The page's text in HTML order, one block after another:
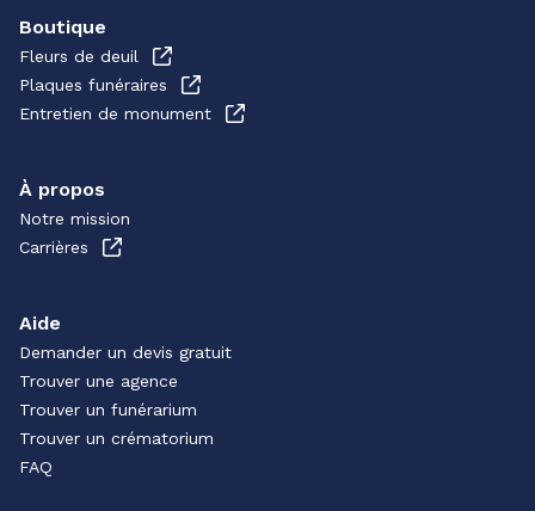
Boutique
Fleurs de deuil
Plaques funéraires
Entretien de monument
À propos
Notre mission
Carrières
Aide
Demander un devis gratuit
Trouver une agence
Trouver un funérarium
Trouver un crématorium
FAQ